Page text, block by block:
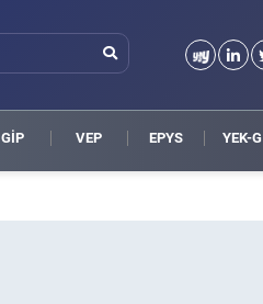
GİP VEP EPYS YEK-G